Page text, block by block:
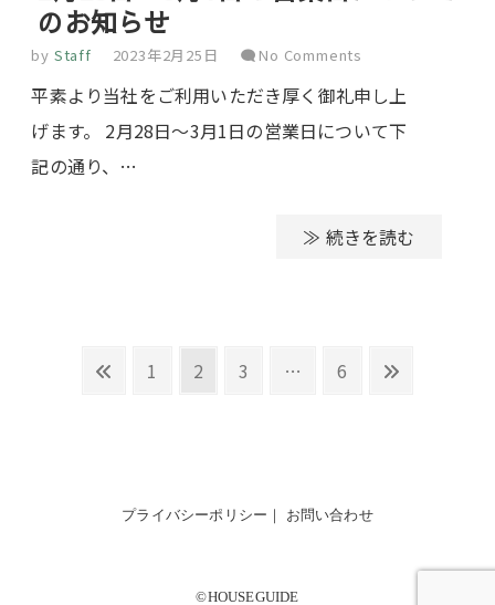
のお知らせ
by Staff 2023年2月25日 No Comments
平素より当社をご利用いただき厚く御礼申し上
げます。 2月28日～3月1日の営業日について下
記の通り、…
≫ 続きを読む
Previous
Page
1 Page
2 Page
3 … Page
6
Next
プライバシーポリシー ｜ お問い合わせ
©HOUSEGUIDE